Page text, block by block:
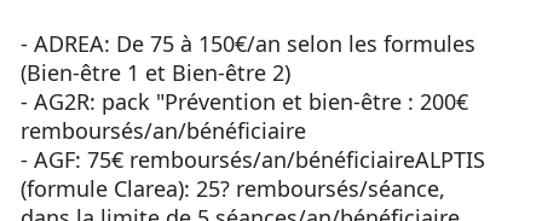
- ADREA: De 75 à 150€/an selon les formules
(Bien-être 1 et Bien-être 2)
- AG2R: pack "Prévention et bien-être : 200€
remboursés/an/bénéficiaire
- AGF: 75€ remboursés/an/bénéficiaireALPTIS
(formule Clarea): 25? remboursés/séance,